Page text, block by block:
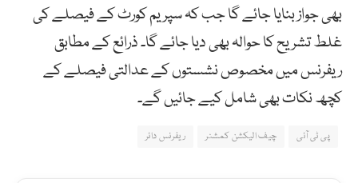
بھی جواز بنایا جائے گا جب کہ سپریم کورٹ کے فیصلے کی
غلط تشریح کا حوالہ بھی دیا جائے گا۔ ذرائع کے مطابق
ریفرنس میں مخصوص نشستوں کے عدالتی فیصلے کے
کچھ نکات بھی شامل کیے جائیں گے۔
پی ٹی آئی چیف الیکشن کمشنر ریفرنس دائر